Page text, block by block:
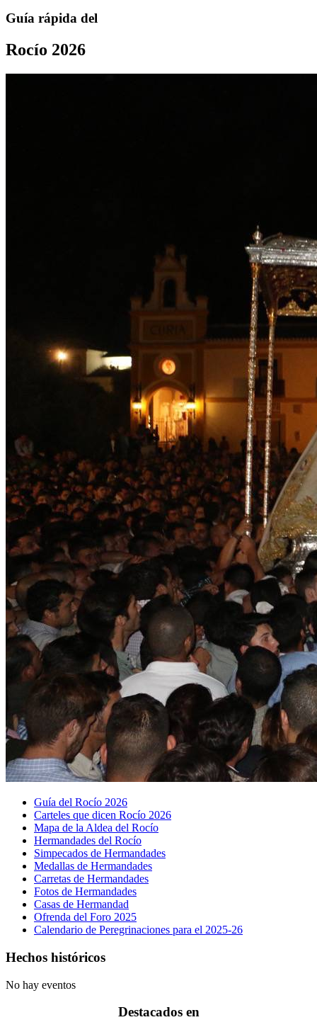
Guía rápida del
Rocío 2026
Guía del Rocío 2026
Carteles que dicen Rocío 2026
Mapa de la Aldea del Rocío
Hermandades del Rocío
Simpecados de Hermandades
Medallas de Hermandades
Carretas de Hermandades
Fotos de Hermandades
Casas de Hermandad
Ofrenda del Foro 2025
Calendario de Peregrinaciones para el 2025-26
Hechos históricos
No hay eventos
Destacados en